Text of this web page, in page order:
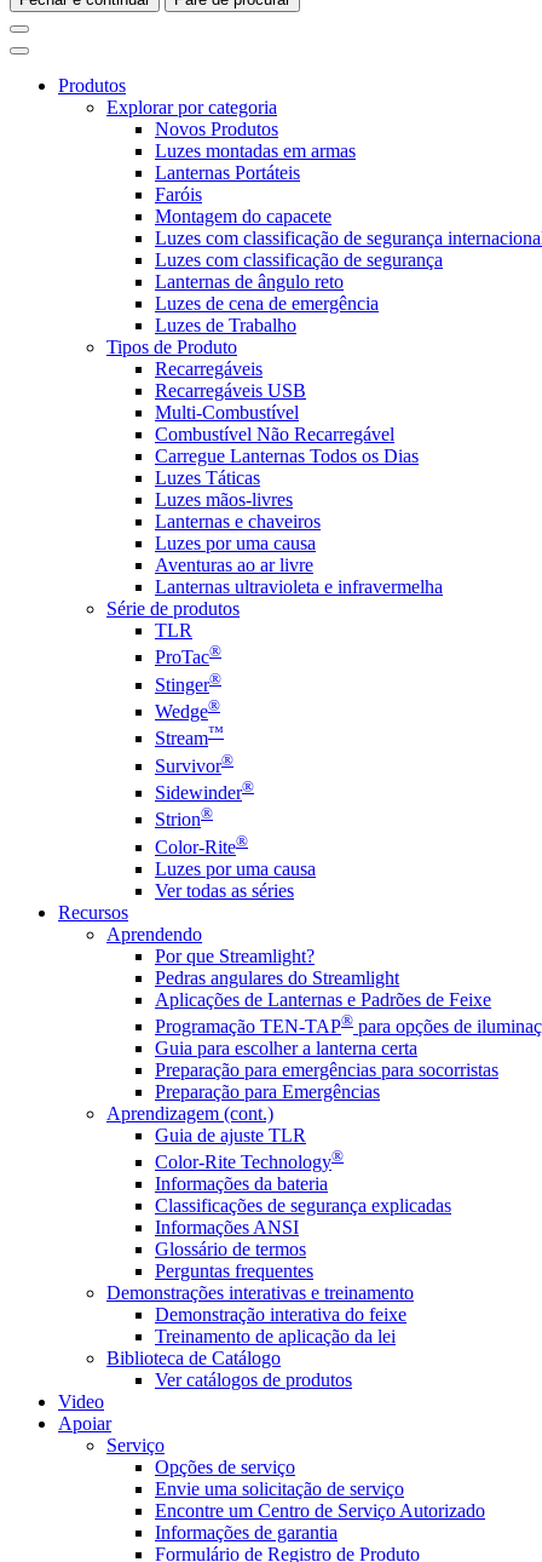
Produtos
Explorar por categoria
Novos Produtos
Luzes montadas em armas
Lanternas Portáteis
Faróis
Montagem do capacete
Luzes com classificação de segurança
Luzes com classificação de segurança
Lanternas de ângulo reto
Luzes de cena de emergência
Luzes de Trabalho
Tipos de Produto
Recarregáveis
Recarregáveis USB
Multi-Combustível
Combustível Não Recarregável
Carregue Lanternas Todos os Dias
Luzes Táticas
Luzes mãos-livres
Lanternas e chaveiros
Luzes por uma causa
Aventuras ao ar livre
Lanternas ultravioleta e infravermelha
Série de produtos
TLR
ProTac®
Stinger®
Wedge®
Stream™
Survivor®
Sidewinder®
Strion®
Color-Rite®
Luzes por uma causa
Ver todas as séries
Recursos
Aprendendo
Por que Streamlight?
Pedras angulares do Streamlight
Aplicações de Lanternas e Padrões de Feixe
Programação TEN-TAP® para opções de
Guia para escolher a lanterna certa
Preparação para emergências para socorristas
Preparação para Emergências
Aprendizagem (cont.)
Guia de ajuste TLR
Color-Rite Technology®
Informações da bateria
Classificações de segurança explicadas
Informações ANSI
Glossário de termos
Perguntas frequentes
Demonstrações interativas e treinamento
Demonstração interativa do feixe
Treinamento de aplicação da lei
Biblioteca de Catálogo
Ver catálogos de produtos
Video
Apoiar
Serviço
Opções de serviço
Envie uma solicitação de serviço
Encontre um Centro de Serviço Autorizado
Informações de garantia
Formulário de Registro de Produto